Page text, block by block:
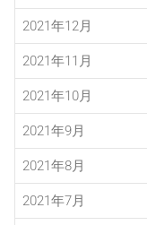
2021年12月
2021年11月
2021年10月
2021年9月
2021年8月
2021年7月